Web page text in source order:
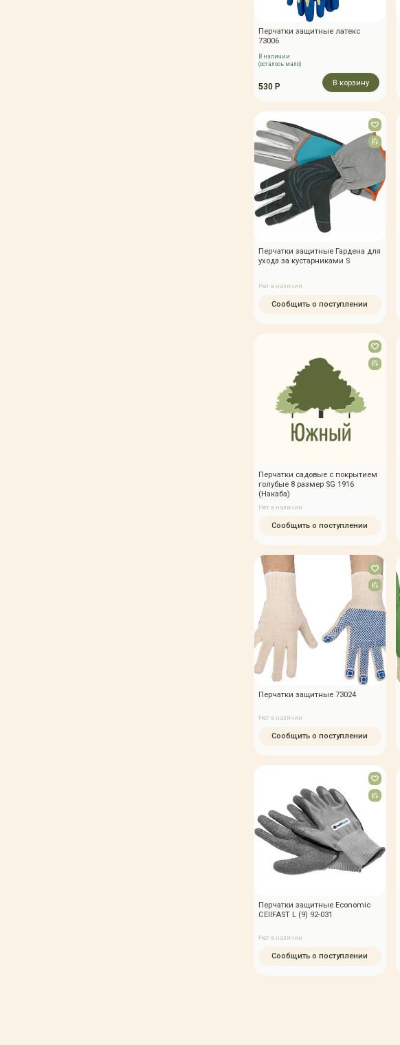
Перчатки защитные латекс
73006
В наличии
(осталось мало)
530 Р В корзину
Перчатки защитные Гардена для
ухoда за кустарниками S
Нет в наличии
Сообщить о поступлении
Перчатки садовые с покрытием
голубые 8 размер SG 1916
(Накаба)
Нет в наличии
Сообщить о поступлении
Перчатки защитные 73024
Нет в наличии
Сообщить о поступлении
Перчатки защитные Economic
CEIIFAST L (9) 92-031
Нет в наличии
Сообщить о поступлении